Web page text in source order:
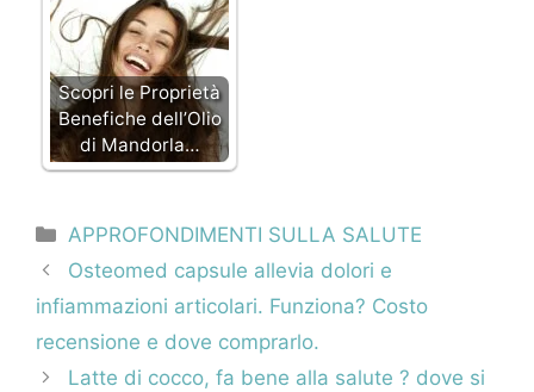
Scopri le Proprietà
Benefiche dell’Olio
di Mandorla…
Categorie
APPROFONDIMENTI SULLA SALUTE
Navigazione
articolo
Osteomed capsule allevia dolori e
infiammazioni articolari. Funziona? Costo
recensione e dove comprarlo.
Latte di cocco, fa bene alla salute ? dove si